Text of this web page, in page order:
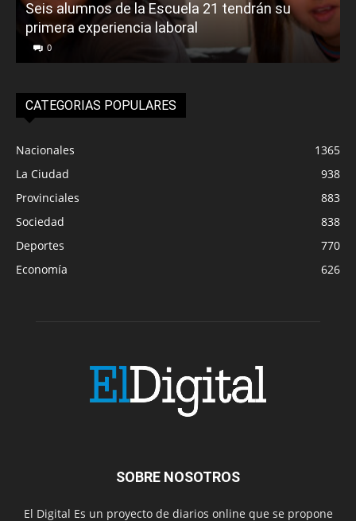
Seis alumnos de la Escuela 21 tendrán su
primera experiencia laboral
0
CATEGORIAS POPULARES
Nacionales
1365
La Ciudad
938
Provinciales
883
Sociedad
838
Deportes
770
Economía
626
SOBRE NOSOTROS
El Digital Es un proyecto de diarios online que se propone